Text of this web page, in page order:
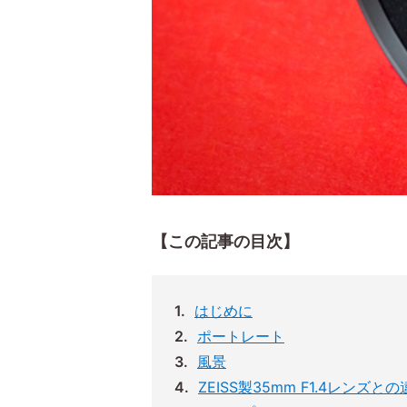
【この記事の目次】
はじめに
ポートレート
風景
ZEISS製35mm F1.4レンズとの